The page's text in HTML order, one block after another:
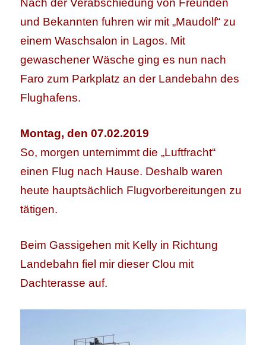
Nach der Verabschiedung von Freunden
und Bekannten fuhren wir mit „Maudolf“ zu
einem Waschsalon in Lagos. Mit
gewaschener Wäsche ging es nun nach
Faro zum Parkplatz an der Landebahn des
Flughafens.
Montag, den 07.02.2019
So, morgen unternimmt die „Luftfracht“
einen Flug nach Hause. Deshalb waren
heute hauptsächlich Flugvorbereitungen zu
tätigen.
Beim Gassigehen mit Kelly in Richtung
Landebahn fiel mir dieser Clou mit
Dachterasse auf.